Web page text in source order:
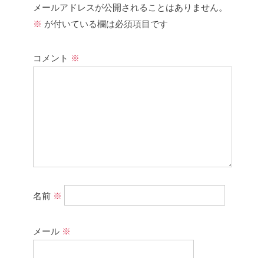
メールアドレスが公開されることはありません。
※ が付いている欄は必須項目です
コメント ※
名前 ※
メール ※